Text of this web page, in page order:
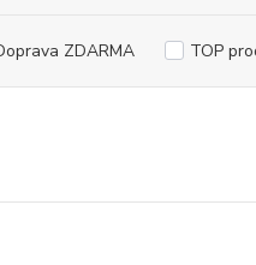
ZDARMA TOP